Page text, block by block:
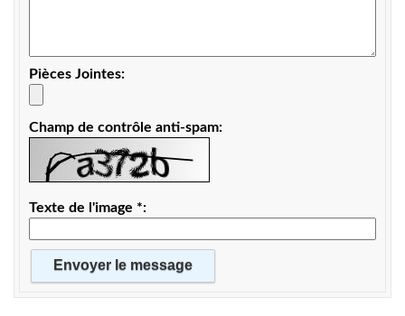
Pièces Jointes
Champ de contrôle anti-spam
Texte de l'image *